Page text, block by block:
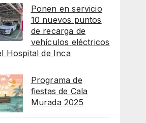
Ponen en servicio
10 nuevos puntos
de recarga de
vehículos eléctricos
Hospital de Inca
Programa de
fiestas de Cala
Murada 2025